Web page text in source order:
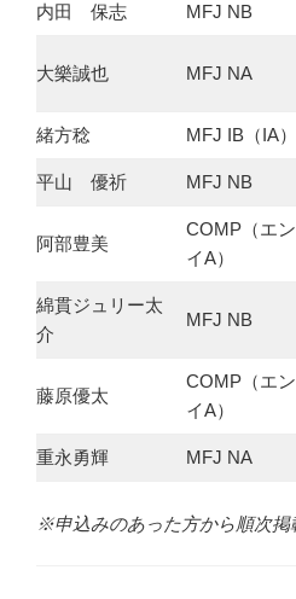
内田 保志 MFJ NB
大樂誠也 MFJ NA
緒方稔 MFJ IB（IA）
平山 優祈 MFJ NB
阿部豊美
COMP（エ
イA）
綿貫ジュリー太
介
MFJ NB
藤原優太
COMP（エ
イA）
重永勇輝 MFJ NA
※申込みのあった方から順次掲